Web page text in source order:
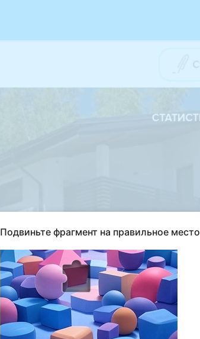
Подвиньте фрагмент на правильное место